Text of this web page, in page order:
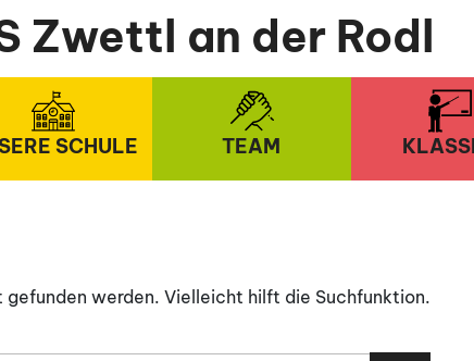
Zwettl an der Rodl
SCHULE TEAM
werden. Vielleicht hilft die Suchfunktion.